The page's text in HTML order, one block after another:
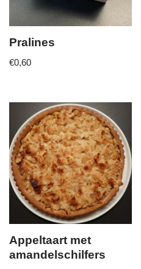
Pralines
€0,60
Appeltaart met
amandelschilfers